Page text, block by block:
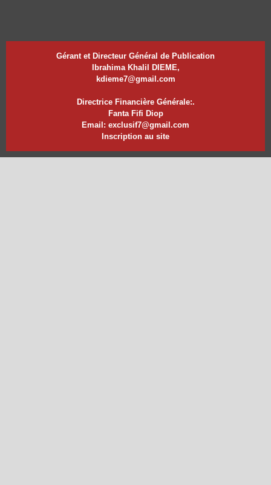
Gérant et Directeur Général de Publication
Ibrahima Khalil DIEME,
kdieme7@gmail.com
Directrice Financière Générale:.
Fanta Fifi Diop
Email: exclusif7@gmail.com
Inscription au site